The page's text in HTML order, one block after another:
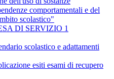
comportamentali e del
scolastico"
DI SERVIZIO 1
scolastico e adattamenti
esiti esami di recupero